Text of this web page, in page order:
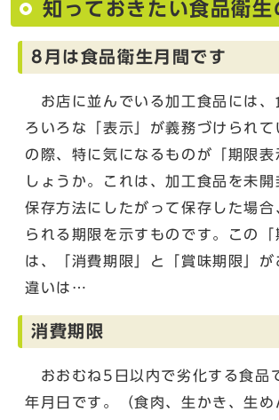
知っておきたい食品衛生
8月は食品衛生月間です
お店に並んでいる加工食品には、
ろいろな「表示」が義務づけられて
の際、特に気になるものが「期限表
しょうか。これは、加工食品を未
保存方法にしたがって保存した場合
られる期限を示すものです。この「
は、「消費期限」と「賞味期限」が
違いは…
消費期限
おおむね5日以内で劣化する食品
年月日です。（食肉、生かき、生め